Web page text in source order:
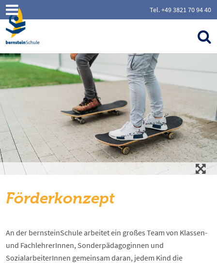
Tel. +49 3821 70 94 40
Förderkonzept
An der bernsteinSchule arbeitet ein großes Team von Klassen-
und FachlehrerInnen, Sonderpädagoginnen und
SozialarbeiterInnen gemeinsam daran, jedem Kind die